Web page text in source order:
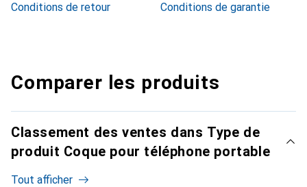
Conditions de retour
Conditions de garantie
Comparer les produits
Classement des ventes dans Type de
produit Coque pour téléphone portable
Tout afficher